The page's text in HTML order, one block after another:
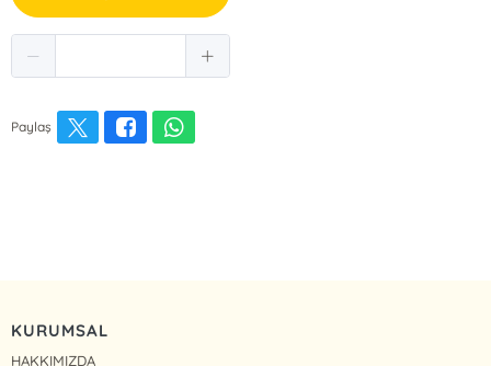
Paylaş
KURUMSAL
HAKKIMIZDA